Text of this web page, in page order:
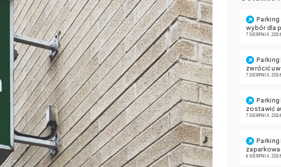
wybór dla
7 SIERPNIA, 2026
zwrócić
7 SIERPNIA, 2026
zostawić
7 SIERPNIA, 2026
Parking
6 SIERPNIA, 2026